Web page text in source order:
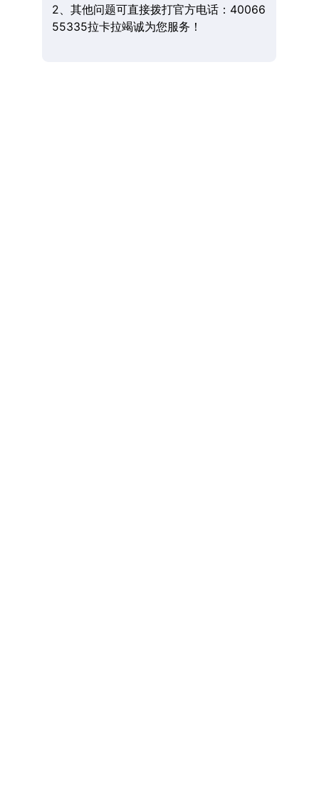
2、其他问题可直接拨打官方电话：40066
55335拉卡拉竭诚为您服务！